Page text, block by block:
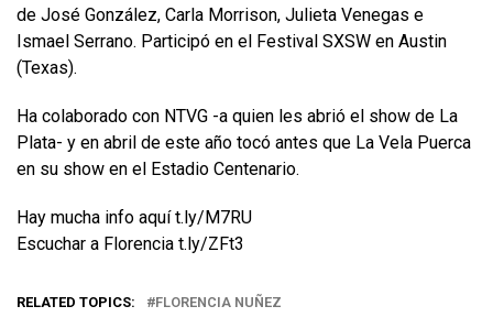
de José González, Carla Morrison, Julieta Venegas e
Ismael Serrano. Participó en el Festival SXSW en Austin
(Texas).
Ha colaborado con NTVG -a quien les abrió el show de La
Plata- y en abril de este año tocó antes que La Vela Puerca
en su show en el Estadio Centenario.
Hay mucha info aquí t.ly/M7RU
Escuchar a Florencia t.ly/ZFt3
RELATED TOPICS: FLORENCIA NUÑEZ